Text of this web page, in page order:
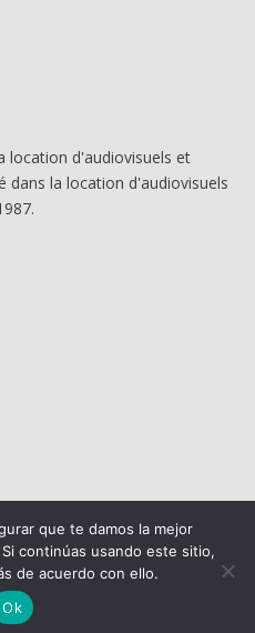
location d'audiovisuels et
la location d'audiovisuels
que te damos la mejor
continúas usando este sitio,
de acuerdo con ello.
Ok